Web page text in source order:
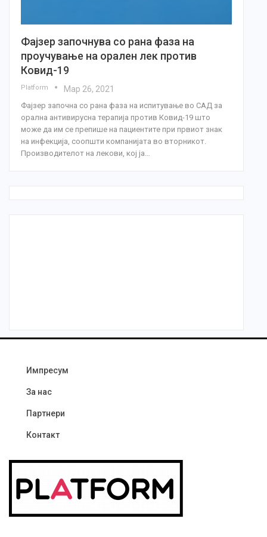
Фајзер започнува со рана фаза на
проучување на орален лек против
Ковид-19
Platform Мар 26, 2021
Фајзер започна со рана фаза на испитување во САД за
орална антивирусна терапија против Ковид-19 што
може да им се препише на пациентите при првиот знак
на инфекција, соопшти компанијата во вторникот.
Производителот на лекови, кој ја…
Импресум
За нас
Партнери
Контакт